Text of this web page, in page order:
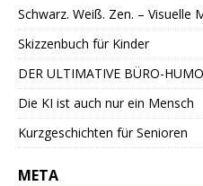
Schwarz. Weiß. Zen. –
Skizzenbuch für Kinder
DER ULTIMATIVE BÜRO-
Die KI ist auch nur ein Mensch
Kurzgeschichten für Senioren
META